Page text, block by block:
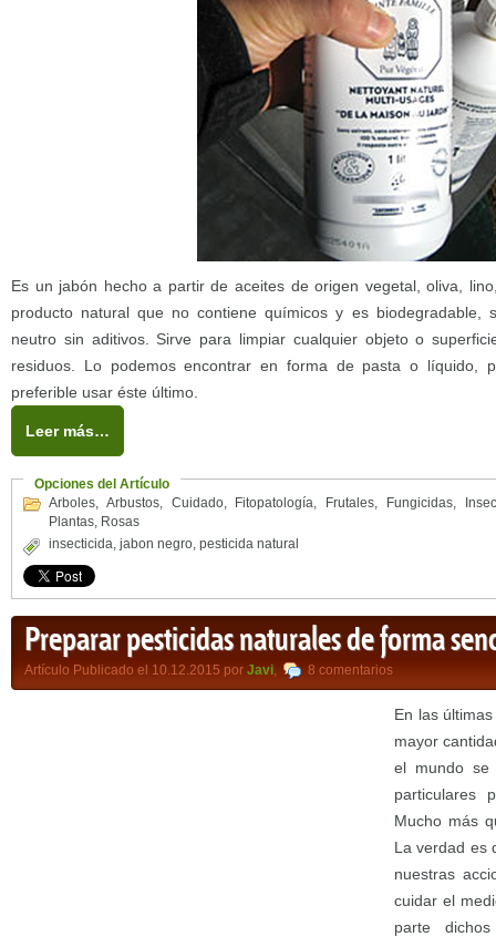
Es un jabón hecho a partir de aceites de origen vegetal, oliva,
producto natural que no contiene químicos y es biodegradable,
neutro sin aditivos. Sirve para limpiar cualquier objeto o
residuos. Lo podemos encontrar en forma de pasta o líquido,
preferible usar éste último.
Leer más…
Opciones del Artículo
Arboles, Arbustos, Cuidado, Fitopatología, Frutales, Fungicidas,
Plantas, Rosas
insecticida, jabon negro, pesticida natural
Preparar pesticidas naturales de forma
Artículo Publicado el 10.12.2015 por Javi, 8 comentarios
En las
mayor
el mundo se
particulares
Mucho más
La verdad es
nuestras
cuidar el
parte